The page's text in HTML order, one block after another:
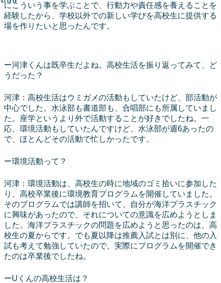
にこういう事を学ぶことで、行動力や責任感を養えることを
経験したから、学校以外での新しい学びを高校生に提供する
場を作りたいと思ったんです。
ー河津くんは既卒生だよね。高校生活を振り返ってみて、ど
うだった？
河津：高校生活はウミガメの活動もしていたけど、部活動が
中心でした。水泳部も書道部も、合唱部にも所属していまし
た。座学というより外で活動することが好きでしたね。一
応、環境活動もしていたんですけど、水泳部が週6あったの
で、ほとんどその活動で忙しかったです。
ー環境活動って？
河津：環境活動は、高校生の時に地域のゴミ拾いに参加した
り、高校卒業後に環境教育プログラムを開催していました。
そのプログラムでは講師を招いて、自分が海洋プラスチック
に興味があったので、それについての意識を広めようとしま
した。海洋プラスチックの問題を広めようと思ったのは、高
校生の夏からです。でも夏以降は推薦入試とは別に、他の入
試も考えて勉強していたので、実際にプログラムを開催でき
たのは卒業後でしたね。
ーUくんの高校生活は？